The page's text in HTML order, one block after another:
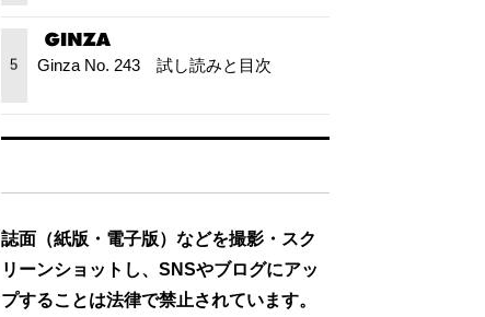
5 Ginza No. 243 試し読みと目次
誌面（紙版・電子版）などを撮影・スク
リーンショットし、SNSやブログにアッ
プすることは法律で禁止されています。